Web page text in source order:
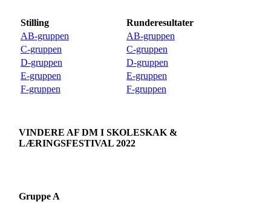
Stilling
Runderesultater
AB-gruppen
AB-gruppen
C-gruppen
C-gruppen
D-gruppen
D-gruppen
E-gruppen
E-gruppen
F-gruppen
F-gruppen
VINDERE AF DM I SKOLESKAK &
LÆRINGSFESTIVAL 2022
Gruppe A